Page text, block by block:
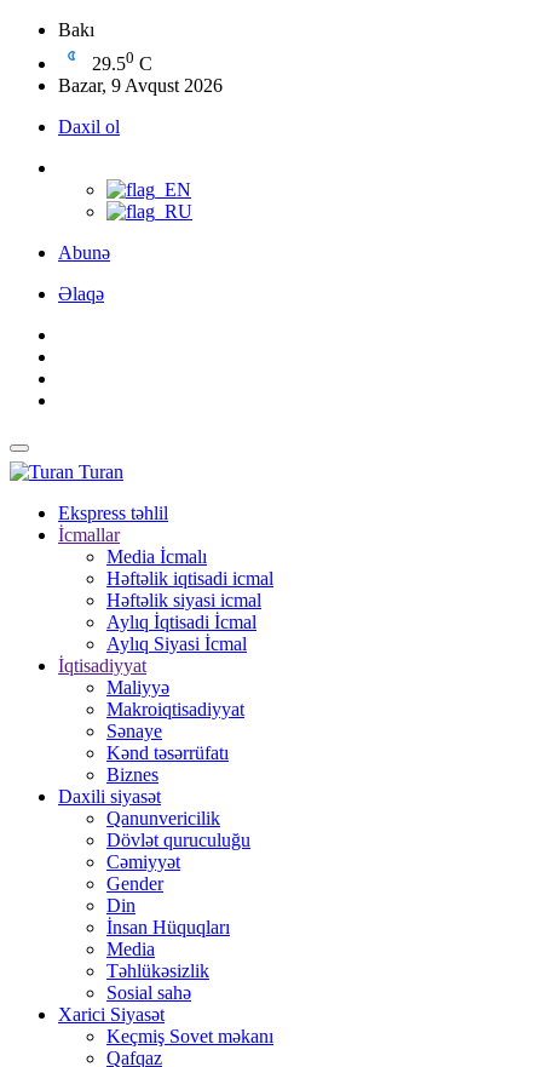
Bakı
29.50 C
Bazar, 9 Avqust 2026
Daxil ol
Abunə
Əlaqə
Turan
Ekspress təhlil
İcmallar
Media İcmalı
Həftəlik iqtisadi icmal
Həftəlik siyasi icmal
Aylıq İqtisadi İcmal
Aylıq Siyasi İcmal
İqtisadiyyat
Maliyyə
Makroiqtisadiyyat
Sənaye
Kənd təsərrüfatı
Biznes
Daxili siyasət
Qanunvericilik
Dövlət quruculuğu
Cəmiyyət
Gender
Din
İnsan Hüquqları
Media
Təhlükəsizlik
Sosial sahə
Xarici Siyasət
Keçmiş Sovet məkanı
Qafqaz